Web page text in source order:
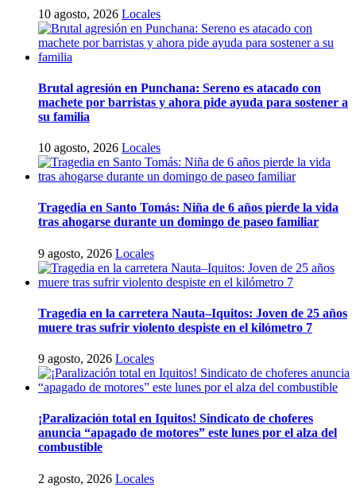
10 agosto, 2026 Locales
Brutal agresión en Punchana: Sereno es atacado con
machete por barristas y ahora pide ayuda para sostener a
su familia
10 agosto, 2026 Locales
Tragedia en Santo Tomás: Niña de 6 años pierde la vida
tras ahogarse durante un domingo de paseo familiar
9 agosto, 2026 Locales
Tragedia en la carretera Nauta–Iquitos: Joven de 25 años
muere tras sufrir violento despiste en el kilómetro 7
9 agosto, 2026 Locales
¡Paralización total en Iquitos! Sindicato de choferes
anuncia “apagado de motores” este lunes por el alza del
combustible
2 agosto, 2026 Locales